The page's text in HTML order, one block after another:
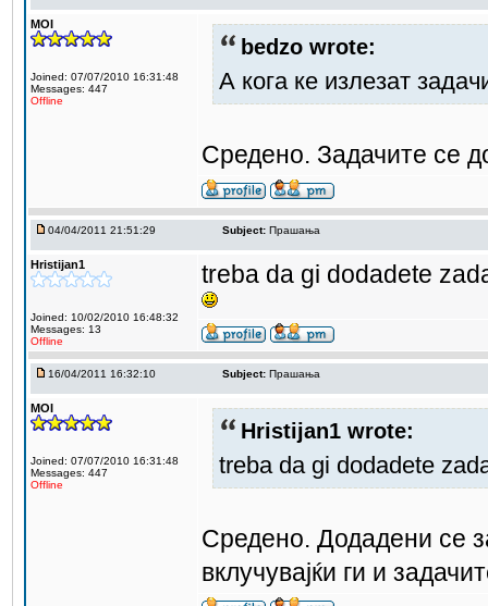
MOI
Joined: 07/07/2010 16:31:48
Messages: 447
Offline
bedzo wrote:
А кога ке излезат
Средено. Задачите се
04/04/2011 21:51:29 Subject: Прашања
Hristijan1
Joined: 10/02/2010 16:48:32
Messages: 13
Offline
treba da gi dodadete
16/04/2011 16:32:10 Subject: Прашања
MOI
Joined: 07/07/2010 16:31:48
Messages: 447
Offline
Hristijan1 wrote:
treba da gi dodadete
Средено. Додадени се
вклучувајќи ги и